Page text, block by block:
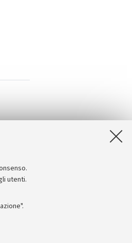
utenti.